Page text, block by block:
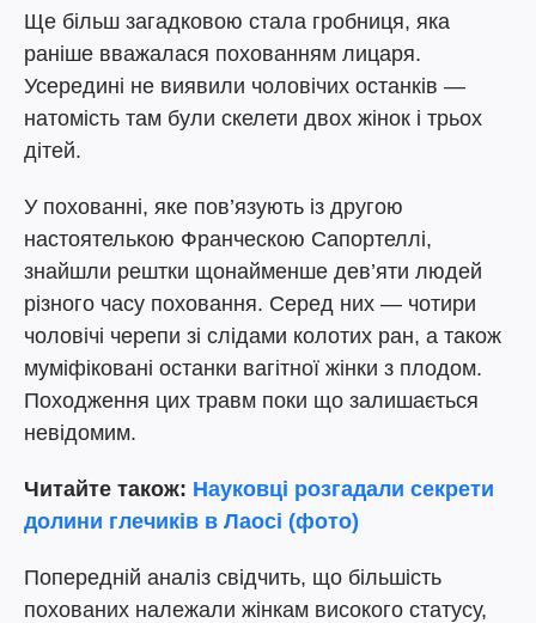
Ще більш загадковою стала гробниця, яка
раніше вважалася похованням лицаря.
Усередині не виявили чоловічих останків —
натомість там були скелети двох жінок і трьох
дітей.
У похованні, яке пов’язують із другою
настоятелькою Франческою Сапортеллі,
знайшли рештки щонайменше дев’яти людей
різного часу поховання. Серед них — чотири
чоловічі черепи зі слідами колотих ран, а також
муміфіковані останки вагітної жінки з плодом.
Походження цих травм поки що залишається
невідомим.
Читайте також: Науковці розгадали секрети
долини глечиків в Лаосі (фото)
Попередній аналіз свідчить, що більшість
похованих належали жінкам високого статусу,